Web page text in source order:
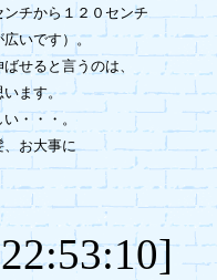
チから１２０センチ
広いです）。
せると言うのは、
います。
・・・。
、お大事に